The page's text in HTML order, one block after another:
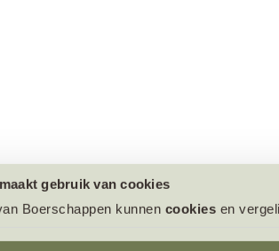
gebruik van cookies
Boerschappen kunnen cookies en